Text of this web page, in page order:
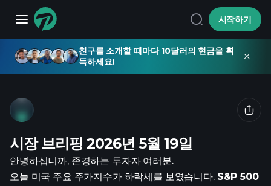
시작하기
친구를 소개할 때마다 10달러의 현금을 획
득하세요!
시장 브리핑 2026년 5월 19일
안녕하십니까, 존경하는 투자자 여러분.
오늘 미국 주요 주가지수가 하락세를 보였습니다. S&P 500